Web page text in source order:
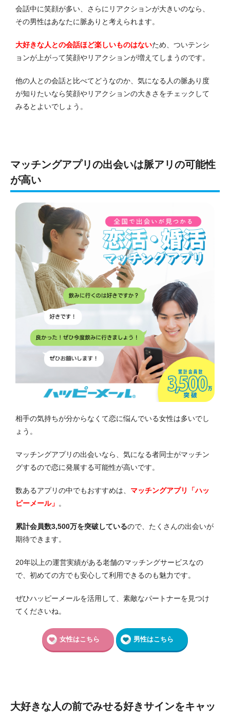
会話中に笑顔が多い、さらにリアクションが大きいのなら、
その男性はあなたに脈ありと考えられます。
大好きな人との会話ほど楽しいものはないため、ついテンシ
ョンが上がって笑顔やリアクションが増えてしまうのです。
他の人との会話と比べてどうなのか、気になる人の脈あり度
が知りたいなら笑顔やリアクションの大きさをチェックして
みるとよいでしょう。
マッチングアプリの出会いは脈アリの可能性
が高い
相手の気持ちが分からなくて恋に悩んでいる女性は多いでし
ょう。
マッチングアプリの出会いなら、気になる者同士がマッチン
グするので恋に発展する可能性が高いです。
数あるアプリの中でもおすすめは、 マッチングアプリ「ハッ
ピーメール」 。
累計会員数3,500万を突破しているので、たくさんの出会いが
期待できます。
20年以上の運営実績がある老舗のマッチングサービスなの
で、初めての方でも安心して利用できるのも魅力です。
ぜひハッピーメールを活用して、素敵なパートナーを見つけ
てくださいね。
女性はこちら 男性はこちら
大好きな人の前でみせる好きサインをキャッ